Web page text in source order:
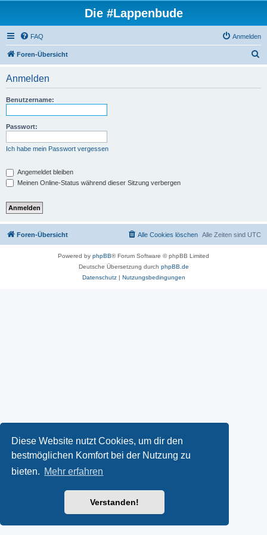
Diese Website nutzt Cookies, um dir den
bestmöglichen Komfort bei der Nutzung zu
bieten. Mehr erfahren
Verstanden!
Die #Lappenbude
FAQ Anmelden
Foren-Übersicht
Anmelden
Benutzername:
Passwort:
Ich habe mein Passwort vergessen
Angemeldet bleiben
Meinen Online-Status während dieser Sitzung verbergen
Foren-Übersicht Alle Zeiten sind UTC
Alle Cookies löschen
Powered by phpBB® Forum Software © phpBB Limited
Deutsche Übersetzung durch phpBB.de
Datenschutz| Nutzungsbedingungen